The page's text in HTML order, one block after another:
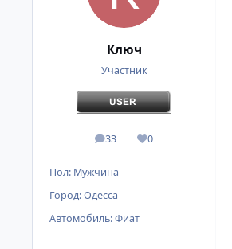
Ключ
Участник
33
сообщения
0
Репутация
Пол: Мужчина
Город:Одесса
Автомобиль:Фиат